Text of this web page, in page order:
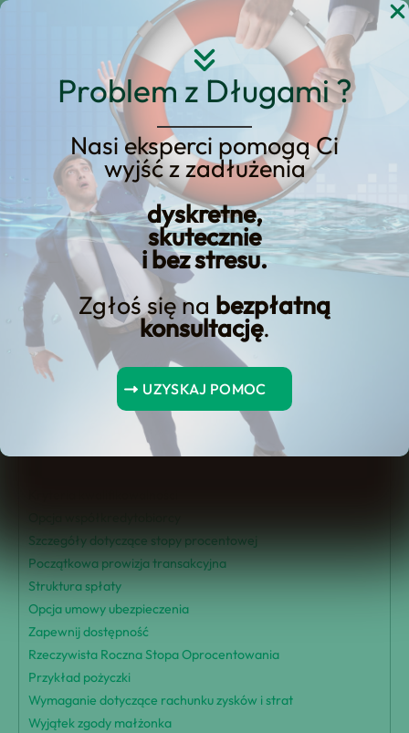
Problem z Długami ?
Nasi eksperci pomogą Ci
wyjść z zadłużenia
dyskretne,
skutecznie
i bez stresu.
Zgłoś się na bezpłatną
konsultację.
UZYSKAJ POMOC
Przejdź
Pożyczka gotówkowa w
Credit Agricole –
Warunki oferty
Spis Treści
Najważniejsze wnioski
Zakres kwoty pożyczki
Opcje czasu trwania pożyczki
Szczegóły dotyczące stopy procentowej
Początkowa prowizja transakcyjna
Struktura spłaty
Opcja umowy ubezpieczenia
Zapewnij dostępność
Rzeczywista Roczna Stopa Oprocentowania
Przykład pożyczki
Wymaganie dotyczące rachunku zysków i strat
Wyjątek zgody małżonka